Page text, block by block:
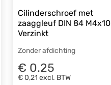
Cilinderschroef met
zaaggleuf DIN 84 M4x10
Verzinkt
Zonder afdichting
€ 0.25
€ 0,21 excl. BTW